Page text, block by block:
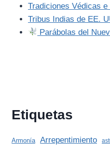
Tradiciones Védicas e
Tribus Indias de EE.
Parábolas del
Etiquetas
Armonía Arrepentimiento